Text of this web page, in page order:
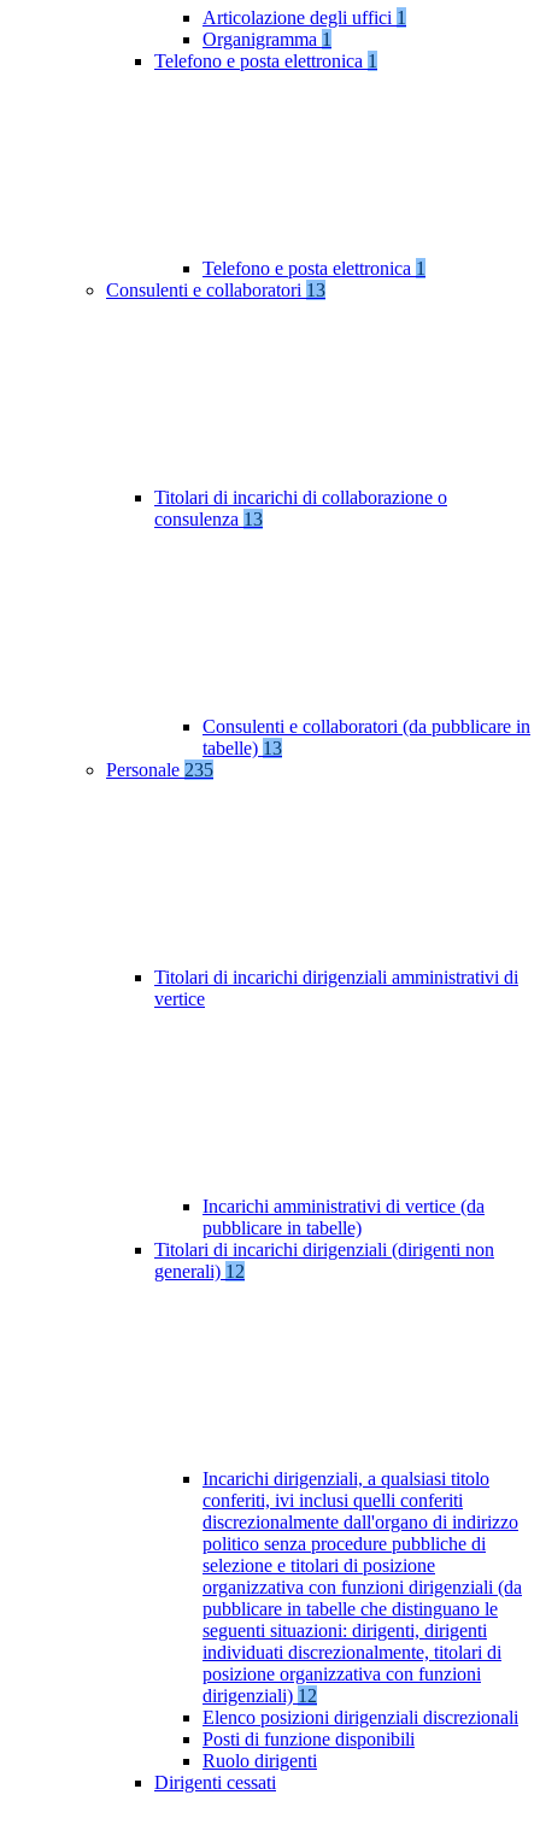
Articolazione degli uffici 1
Organigramma 1
Telefono e posta elettronica 1
Telefono e posta elettronica 1
Consulenti e collaboratori 13
Titolari di incarichi di collaborazione o
consulenza 13
Consulenti e collaboratori (da pubblicare in
tabelle) 13
Personale 235
Titolari di incarichi dirigenziali amministrativi di
vertice
Incarichi amministrativi di vertice (da
pubblicare in tabelle)
Titolari di incarichi dirigenziali (dirigenti non
generali) 12
Incarichi dirigenziali, a qualsiasi titolo
conferiti, ivi inclusi quelli conferiti
discrezionalmente dall'organo di indirizzo
politico senza procedure pubbliche di
selezione e titolari di posizione
organizzativa con funzioni dirigenziali (da
pubblicare in tabelle che distinguano le
seguenti situazioni: dirigenti, dirigenti
individuati discrezionalmente, titolari di
posizione organizzativa con funzioni
dirigenziali) 12
Elenco posizioni dirigenziali discrezionali
Posti di funzione disponibili
Ruolo dirigenti
Dirigenti cessati